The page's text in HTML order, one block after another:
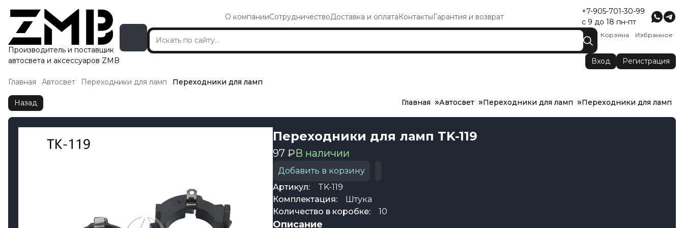
Производитель и поставщик
автосвета и аксессуаров ZMB
О компанииСотрудничествоДоставка и оплатаКонтактыГарантия и возврат
+7-905-701-30-99
с 9 до 18 пн-пт
Корзина Избранное
Вход Регистрация
Главная Автосвет Переходники для ламп Переходники для ламп
Назад Главная Автосвет Переходники для ламп Переходники для ламп
Переходники для ламп TK-119
97 ₽В наличии
Добавить в корзину
Артикул:
TK-119
Комплектация:
Штука
Количество в коробке:
10
Описание